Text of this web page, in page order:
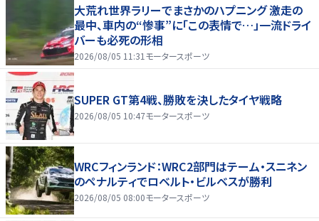
大荒れ世界ラリーでまさかのハプニング 激走の
最中、車内の“惨事”に「この表情で…」一流ドライ
バーも必死の形相
2026/08/05 11:31 モータースポーツ
SUPER GT第4戦、勝敗を決したタイヤ戦略
2026/08/05 10:47モータースポーツ
WRCフィンランド：WRC2部門はテーム・スニネン
のペナルティでロベルト・ビルベスが勝利
2026/08/05 08:00モータースポーツ